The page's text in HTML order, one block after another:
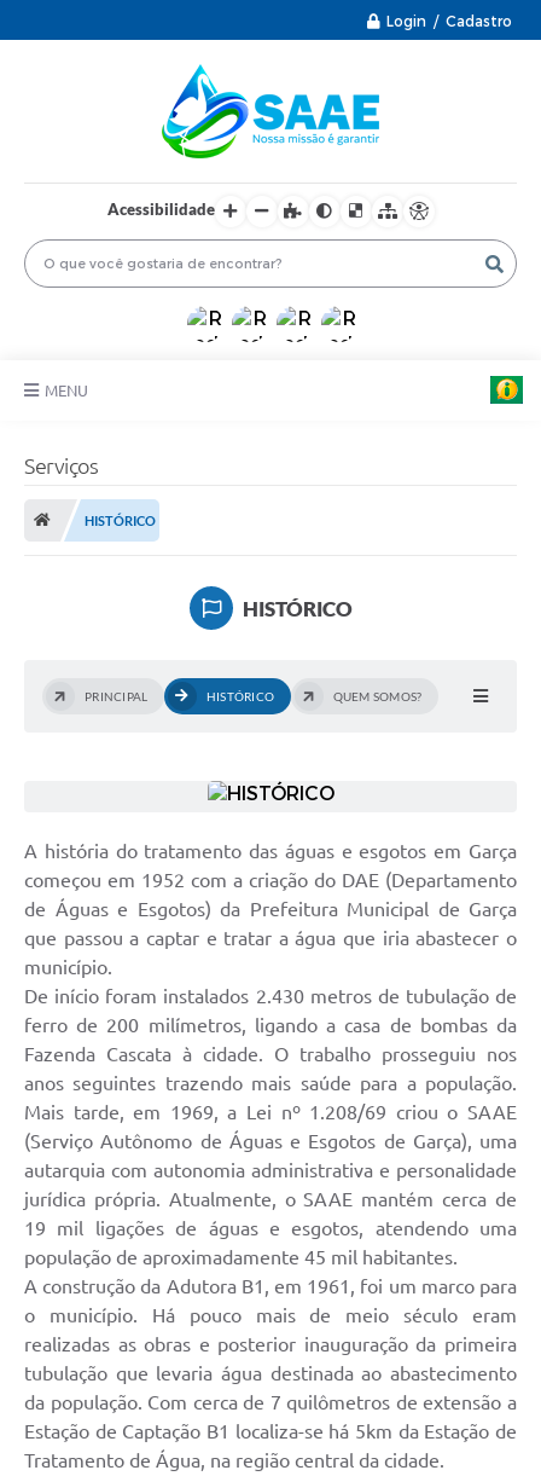
Login / Cadastro
Acessibilidade
MENU
PROTOCOLO ELETRÔNICO
CONCURSOS
Hidrometria
2° VIA CONTAS
Galeria de Fotos
Contratos
Serviços Online
Ouvidoria
Audiências Públicas
Arquivos para Download
Carta de Serviços
Notícias
Obras
Galeria de Vídeos
Serviços
HISTÓRICO
HISTÓRICO
PRINCIPAL HISTÓRICO QUEM SOMOS?
A história do tratamento das águas e esgotos em Garça
começou em 1952 com a criação do DAE (Departamento
de Águas e Esgotos) da Prefeitura Municipal de Garça
que passou a captar e tratar a água que iria abastecer o
município.
De início foram instalados 2.430 metros de tubulação de
ferro de 200 milímetros, ligando a casa de bombas da
Fazenda Cascata à cidade. O trabalho prosseguiu nos
anos seguintes trazendo mais saúde para a população.
Mais tarde, em 1969, a Lei nº 1.208/69 criou o SAAE
(Serviço Autônomo de Águas e Esgotos de Garça), uma
autarquia com autonomia administrativa e personalidade
jurídica própria. Atualmente, o SAAE mantém cerca de
19 mil ligações de águas e esgotos, atendendo uma
população de aproximadamente 45 mil habitantes.
A construção da Adutora B1, em 1961, foi um marco para
o município. Há pouco mais de meio século eram
realizadas as obras e posterior inauguração da primeira
tubulação que levaria água destinada ao abastecimento
da população. Com cerca de 7 quilômetros de extensão a
Estação de Captação B1 localiza-se há 5km da Estação de
Tratamento de Água, na região central da cidade.